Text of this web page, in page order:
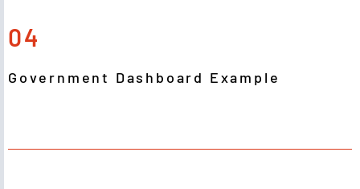
04
Government Dashboard Example